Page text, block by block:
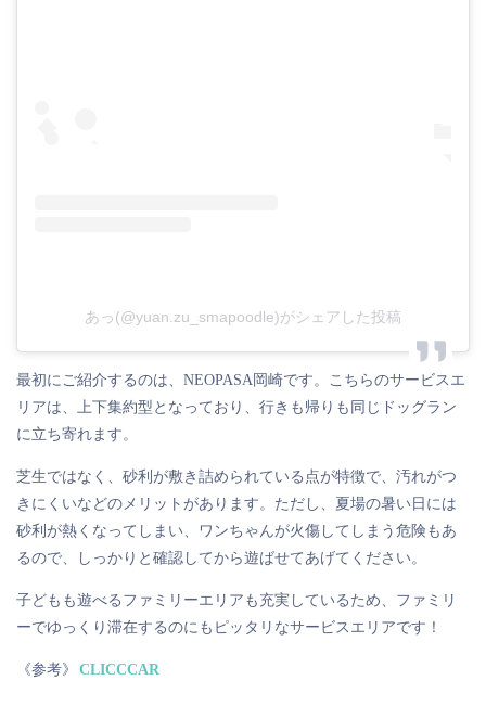
あっ(@yuan.zu_smapoodle)がシェアした投稿
最初にご紹介するのは、NEOPASA岡崎です。こちらのサービスエ
リアは、上下集約型となっており、行きも帰りも同じドッグラン
に立ち寄れます。
芝生ではなく、砂利が敷き詰められている点が特徴で、汚れがつ
きにくいなどのメリットがあります。ただし、夏場の暑い日には
砂利が熱くなってしまい、ワンちゃんが火傷してしまう危険もあ
るので、しっかりと確認してから遊ばせてあげてください。
子どもも遊べるファミリーエリアも充実しているため、ファミリ
ーでゆっくり滞在するのにもピッタリなサービスエリアです！
《参考》 CLICCCAR